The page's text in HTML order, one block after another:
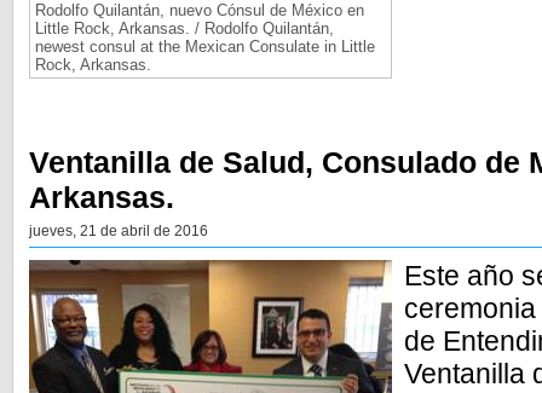
Rodolfo Quilantán, nuevo Cónsul de México en
Little Rock, Arkansas. / Rodolfo Quilantán,
newest consul at the Mexican Consulate in Little
Rock, Arkansas.
Ventanilla de Salud, Consulado de
Arkansas.
jueves, 21 de abril de 2016
Este año
de
Ventanilla